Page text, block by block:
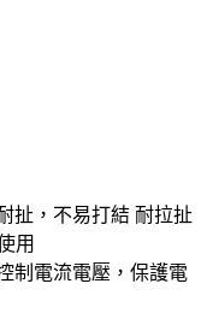
扯，不易打結 耐拉扯
用
制電流電壓，保護電